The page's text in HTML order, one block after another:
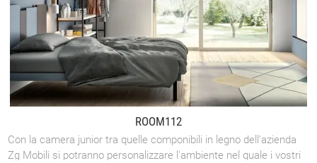
ROOM112
Con la camera junior tra quelle componibili in legno dell'azienda
Zg Mobili si potranno personalizzare l'ambiente nel quale i vostri